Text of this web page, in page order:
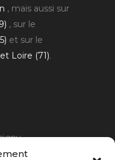
, mais aussi sur
, sur le
et sur le
Loire (71).